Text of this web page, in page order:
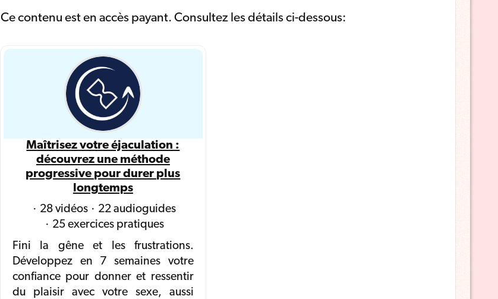
Ce contenu est en accès payant. Consultez les détails ci-dessous:
Maîtrisez votre éjaculation :
découvrez une méthode
progressive pour durer plus
longtemps
28 vidéos
22 audioguides
25 exercices pratiques
Fini la gêne et les frustrations.
Développez en 7 semaines votre
confiance pour donner et ressentir
du plaisir avec votre sexe, aussi